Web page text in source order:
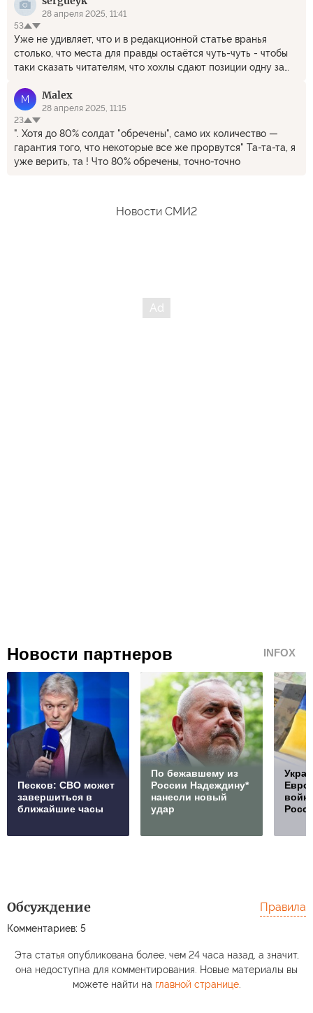
28 апреля 2025, 11:41
53
Уже не удивляет, что и в редакционной статье вранья
столько, что места для правды остаётся чуть-чуть - чтобы
таки сказать читателям, что хохлы сдают позиции одну за
русских" трижды повторяется. А мы ещё британских
наёмников зачем-то в плен берём...
M Malex
28 апреля 2025, 11:15
23
". Хотя до 80% солдат "обречены", само их количество —
гарантия того, что некоторые все же прорвутся" Та-та-та, я
уже верить, та ! Что 80% обречены, точно-точно
Новости СМИ2
Новости партнеров INFOX
Песков: СВО может
завершиться в
ближайшие часы
По бежавшему из
России Надеждину*
нанесли новый
удар
Обсуждение
Комментариев: 5
Правила
Эта статья опубликована более, чем 24 часа назад, а значит,
она недоступна для комментирования. Новые материалы вы
можете найти на главной странице.